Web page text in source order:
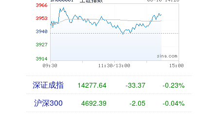
深证成指 14277.64 -33.37 -0.23%
沪深300 4692.39 -2.05 -0.04%